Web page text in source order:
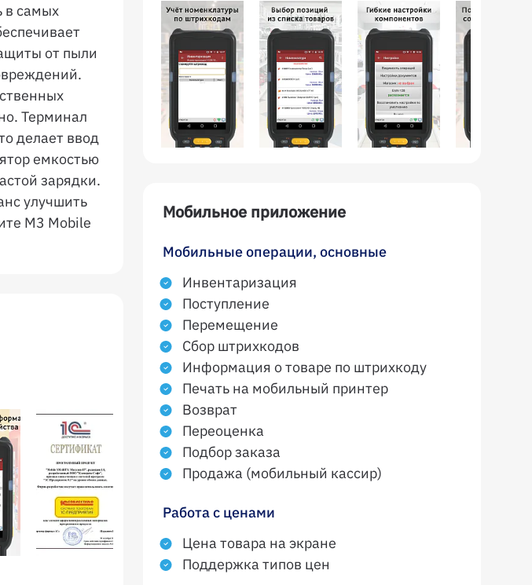
в самых
от пыли
Терминал
делает ввод
емкостью
зарядки.
улучшить
M3 Mobile
Мобильное приложение
Мобильные операции, основные
Инвентаризация
Поступление
Перемещение
Сбор штрихкодов
Информация о товаре по штрихкоду
Печать на мобильный принтер
Возврат
Переоценка
Подбор заказа
Продажа (мобильный кассир)
Работа с ценами
Цена товара на экране
Поддержка типов цен